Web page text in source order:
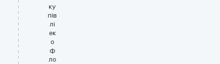
ку
пів
лі
ек
о
ф
ло